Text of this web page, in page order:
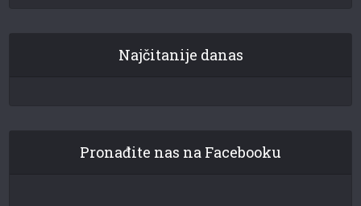
Najčitanije danas
Pronađite nas na Facebooku